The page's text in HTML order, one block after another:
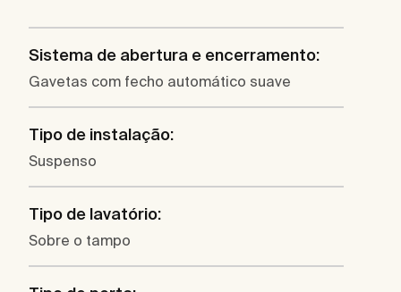
Sistema de abertura e encerramento:
Gavetas com fecho automático suave
Tipo de instalação:
Suspenso
Tipo de lavatório:
Sobre o tampo